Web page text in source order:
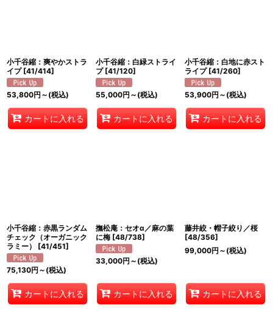
小千谷縮：爽やかストラ
イプ [41/414]
53,800円 ～ (税込)
カートに入れる
小千谷縮：白緑ストライ
プ [41/120]
55,000円 ～ (税込)
カートに入れる
小千谷縮：白地に赤スト
ライプ [41/260]
53,900円 ～ (税込)
カートに入れる
小千谷縮：赤黒ランダム
チェック（オーガニック
ラミー）
[41/451]
75,130円 ～ (税込)
カートに入れる
撫松庵：セオα／麻の葉
に梅 [48/738]
33,000円 ～ (税込)
カートに入れる
藤井絞・帽子絞り／桜
[48/356]
99,000円 ～ (税込)
カートに入れる